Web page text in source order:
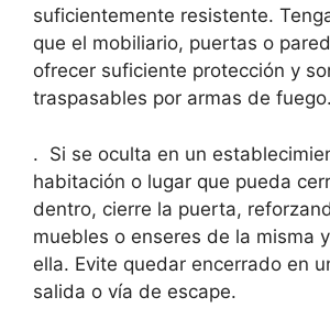
suficientemente resistente.
que el mobiliario, puertas o
ofrecer suficiente protección y
traspasables por armas de fuego.
. Si se oculta en un
habitación o lugar que pueda
dentro, cierre la puerta,
muebles o enseres de la misma
ella. Evite quedar encerrado en
salida o vía de escape.